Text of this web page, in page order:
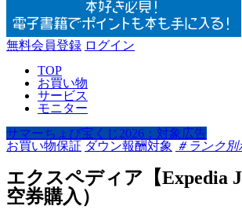
無料会員登録 ログイン
TOP
お買い物
サービス
モニター
サマーちょび宝くじ2026：対象広告
お買い物保証 ダウン報酬対象 ＃ランク
エクスペディア【Expedia
空券購入）